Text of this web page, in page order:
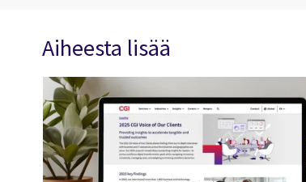
Aiheesta lisää